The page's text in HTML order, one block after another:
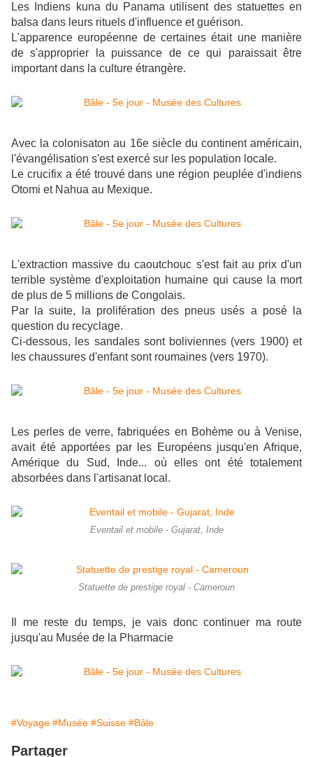
Les Indiens kuna du Panama utilisent des statuettes en
balsa dans leurs rituels d'influence et guérison.
L'apparence européenne de certaines était une manière
de s'approprier la puissance de ce qui paraissait être
important dans la culture étrangère.
Avec la colonisaton au 16e siècle du continent américain,
l'évangélisation s'est exercé sur les population locale.
Le crucifix a été trouvé dans une région peuplée d'indiens
Otomi et Nahua au Mexique.
L'extraction massive du caoutchouc s'est fait au prix d'un
terrible système d'exploitation humaine qui cause la mort
de plus de 5 millions de Congolais.
Par la suite, la prolifération des pneus usés a posé la
question du recyclage.
Ci-dessous, les sandales sont boliviennes (vers 1900) et
les chaussures d'enfant sont roumaines (vers 1970).
Les perles de verre, fabriquées en Bohème ou à Venise,
avait été apportées par les Européens jusqu'en Afrique,
Amérique du Sud, Inde... où elles ont été totalement
absorbées dans l'artisanat local.
Eventail et mobile - Gujarat, Inde
Statuette de prestige royal - Cameroun
Il me reste du temps, je vais donc continuer ma route
jusqu'au Musée de la Pharmacie
#Voyage #Musée #Suisse #Bâle
Partager